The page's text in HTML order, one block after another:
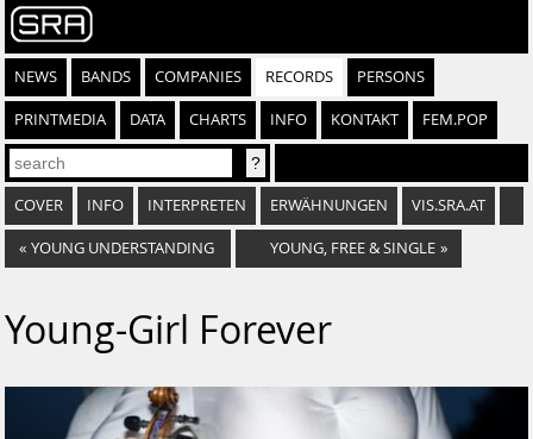
NEWS BANDS COMPANIES RECORDS PERSONS
PRINTMEDIA DATA CHARTS INFO KONTAKT FEM.POP
COVER INFO INTERPRETEN ERWÄHNUNGEN VIS.SRA.AT
« YOUNG UNDERSTANDING YOUNG, FREE & SINGLE »
Young-Girl Forever